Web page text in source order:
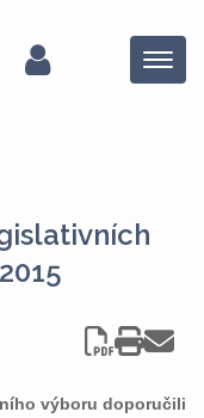
Menu
výboru doporučili